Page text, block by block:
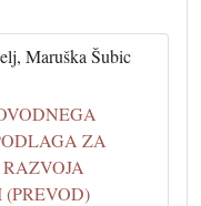
Maruška Šubic
ZA